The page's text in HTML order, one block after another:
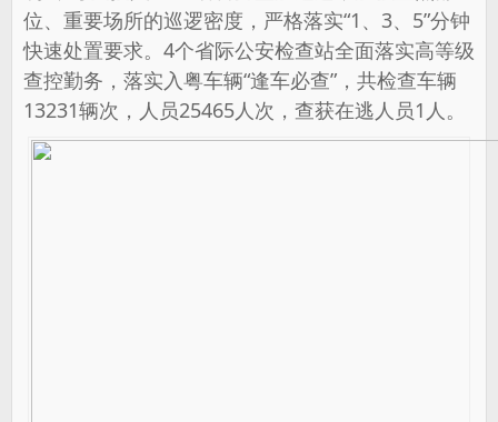
位、重要场所的巡逻密度，严格落实“1、3、5”分钟
快速处置要求。4个省际公安检查站全面落实高等级
查控勤务，落实入粤车辆“逢车必查”，共检查车辆
13231辆次，人员25465人次，查获在逃人员1人。